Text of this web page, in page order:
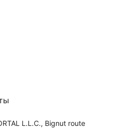
L.L.C., Bignut route